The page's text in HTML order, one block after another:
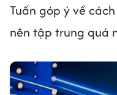
Tuấn góp ý về
nên tập trung quá